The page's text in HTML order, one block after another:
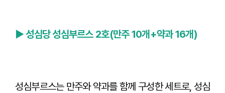
► 성심당 성심부르스 2호(만주 10개+약과 16개)
성심부르스는 만주와 약과를 함께 구성한 세트로, 성심